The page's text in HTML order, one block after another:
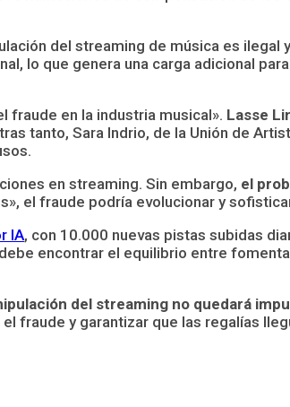
del streaming de música es ilegal
lo que genera una carga adicional
fraude en la industria musical». Lasse
tanto, Sara Indrio, de la Unión de
en streaming. Sin embargo, el
el fraude podría evolucionar y
IA, con 10.000 nuevas pistas subidas
encontrar el equilibrio entre
del streaming no quedará
fraude y garantizar que las regalías